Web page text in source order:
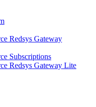
Redsys Gateway
Subscriptions
Redsys Gateway Lite